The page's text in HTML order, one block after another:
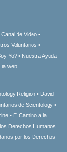
Canal de Video
Voluntarios
Yo?
Nuestra Ayuda
la web
Religion
David
de Scientology
El Camino a la
Derechos Humanos
por los Derechos